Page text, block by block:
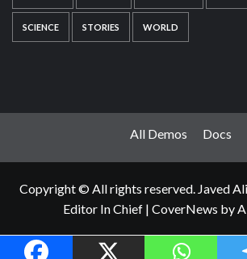
SCIENCE STORIES WORLD
All Demos Docs
Copyright © All rights reserved. Javed
Editor In Chief | CoverNews by